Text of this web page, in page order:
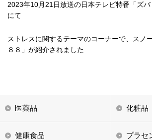
2023年10月21日放送の日本テレビ特番「ズバ
にて
ストレスに関するテーマのコーナーで、スノ
８８」が紹介されました
医薬品 化粧品
健康食品 プラセ